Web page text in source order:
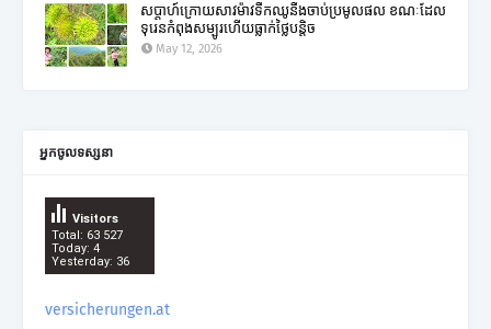
សប្តាហ៍ក្រោយសាវម៉ាវទឹកឈូនឹងចាប់ប្រមូលផល ខណៈដែល
ទុរេនកំពុងសម្បូរហើយធ្លាក់ថ្លៃបន្តិច
May 12, 2026
អ្នកចូលទស្សនា
Total: 63 527
Today: 4
Yesterday: 36
Visitors
versicherungen.at